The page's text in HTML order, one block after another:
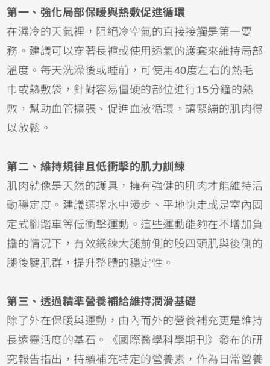
第一、強化局部保暖與熱敷促進循環
在濕冷的天氣裡，阻絕冷空氣的直接接觸是第一要
務。建議可以穿著長褲或使用透氣的護套來維持局部
溫度。每天洗澡後或睡前，可使用40度左右的熱毛
巾或熱敷袋，針對容易僵硬的部位進行15分鐘的熱
敷，幫助血管擴張、促進血液循環，讓緊繃的肌肉得
以放鬆。
第二、維持規律且低衝擊的肌力訓練
肌肉就像是天然的護具，擁有強健的肌肉才能維持活
動穩定度。建議選擇水中漫步、平地快走或是室內固
定式腳踏車等低衝擊運動。這些運動能夠在不增加負
擔的情況下，有效鍛鍊大腿前側的股四頭肌與後側的
腿後腱肌群，提升整體的穩定性。
第三、透過精準營養補給維持潤滑基礎
除了外在保暖與運動，由內而外的營養補充更是維持
長遠靈活度的基石。《國際醫學科學期刊》發布的研
究報告指出，持續補充特定的營養素，作為日常營養